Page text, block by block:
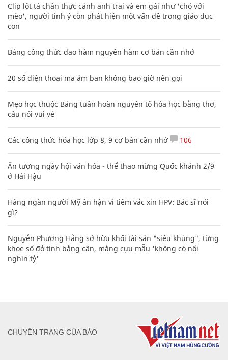
Clip lột tả chân thực cảnh anh trai và em gái như 'chó với
mèo', người tinh ý còn phát hiện một vấn đề trong giáo dục
con
Bảng công thức đạo hàm nguyên hàm cơ bản cần nhớ
20 số điện thoại ma ám bạn không bao giờ nên gọi
Mẹo học thuộc Bảng tuần hoàn nguyên tố hóa học bằng thơ,
câu nói vui vẻ
Các công thức hóa học lớp 8, 9 cơ bản cần nhớ 106
Ấn tượng ngày hội văn hóa - thể thao mừng Quốc khánh 2/9
ở Hải Hậu
Hàng ngàn người Mỹ ân hận vì tiêm vắc xin HPV: Bác sĩ nói
gì?
Nguyễn Phương Hằng sở hữu khối tài sản "siêu khủng", từng
khoe sổ đỏ tính bằng cân, mắng cựu mẫu 'không có nổi
nghìn tỷ'
CHUYÊN TRANG CỦA BÁO